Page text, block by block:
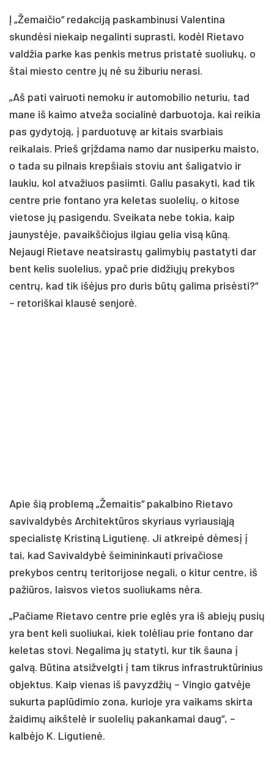
Į „Žemaičio“ redakciją paskambinusi Valentina
skundėsi niekaip negalinti suprasti, kodėl Rietavo
valdžia parke kas penkis metrus pristatė suoliukų, o
štai miesto centre jų nė su žiburiu nerasi.
„Aš pati vairuoti nemoku ir automobilio neturiu, tad
mane iš kaimo atveža socialinė darbuotoja, kai reikia
pas gydytoją, į parduotuvę ar kitais svarbiais
reikalais. Prieš grįždama namo dar nusiperku maisto,
o tada su pilnais krepšiais stoviu ant šaligatvio ir
laukiu, kol atvažiuos pasiimti. Galiu pasakyti, kad tik
centre prie fontano yra keletas suolelių, o kitose
vietose jų pasigendu. Sveikata nebe tokia, kaip
jaunystėje, pavaikščiojus ilgiau gelia visą kūną.
Nejaugi Rietave neatsirastų galimybių pastatyti dar
bent kelis suolelius, ypač prie didžiųjų prekybos
centrų, kad tik išėjus pro duris būtų galima prisėsti?“
– retoriškai klausė senjorė.
Apie šią problemą „Žemaitis“ pakalbino Rietavo
savivaldybės Architektūros skyriaus vyriausiąją
specialistę Kristiną Ligutienę. Ji atkreipė dėmesį į
tai, kad Savivaldybė šeimininkauti privačiose
prekybos centrų teritorijose negali, o kitur centre, iš
pažiūros, laisvos vietos suoliukams nėra.
„Pačiame Rietavo centre prie eglės yra iš abiejų pusių
yra bent keli suoliukai, kiek tolėliau prie fontano dar
keletas stovi. Negalima jų statyti, kur tik šauna į
galvą. Būtina atsižvelgti į tam tikrus infrastruktūrinius
objektus. Kaip vienas iš pavyzdžių – Vingio gatvėje
sukurta paplūdimio zona, kurioje yra vaikams skirta
žaidimų aikštelė ir suolelių pakankamai daug“, –
kalbėjo K. Ligutienė.